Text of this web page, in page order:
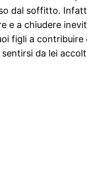
dal soffitto.
a chiudere
figli a
da lei